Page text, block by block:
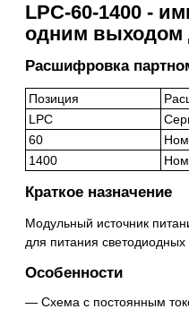
LPC-60-1400 -
одним выходом
Расшифровка
Позиция
LPC
60
1400
Краткое назначение
Модульный источник
для питания
Особенности
Схема с постоянным